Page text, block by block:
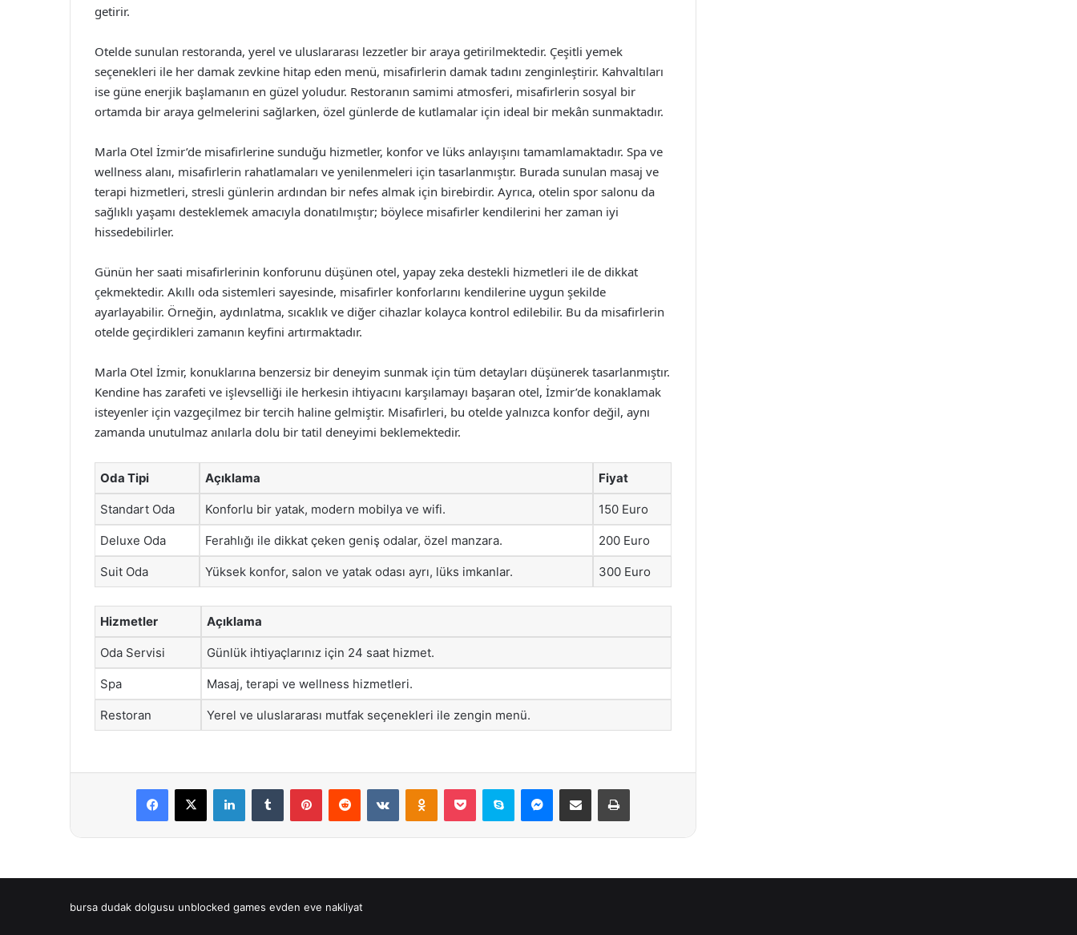
getirir.
Otelde sunulan restoranda, yerel ve uluslararası lezzetler bir araya getirilmektedir. Çeşitli yemek
seçenekleri ile her damak zevkine hitap eden menü, misafirlerin damak tadını zenginleştirir. Kahvaltıları
ise güne enerjik başlamanın en güzel yoludur. Restoranın samimi atmosferi, misafirlerin sosyal bir
ortamda bir araya gelmelerini sağlarken, özel günlerde de kutlamalar için ideal bir mekân sunmaktadır.
Marla Otel İzmir’de misafirlerine sunduğu hizmetler, konfor ve lüks anlayışını tamamlamaktadır. Spa ve
wellness alanı, misafirlerin rahatlamaları ve yenilenmeleri için tasarlanmıştır. Burada sunulan masaj ve
terapi hizmetleri, stresli günlerin ardından bir nefes almak için birebirdir. Ayrıca, otelin spor salonu da
sağlıklı yaşamı desteklemek amacıyla donatılmıştır; böylece misafirler kendilerini her zaman iyi
hissedebilirler.
Günün her saati misafirlerinin konforunu düşünen otel, yapay zeka destekli hizmetleri ile de dikkat
çekmektedir. Akıllı oda sistemleri sayesinde, misafirler konforlarını kendilerine uygun şekilde
ayarlayabilir. Örneğin, aydınlatma, sıcaklık ve diğer cihazlar kolayca kontrol edilebilir. Bu da misafirlerin
otelde geçirdikleri zamanın keyfini artırmaktadır.
Marla Otel İzmir, konuklarına benzersiz bir deneyim sunmak için tüm detayları düşünerek tasarlanmıştır.
Kendine has zarafeti ve işlevselliği ile herkesin ihtiyacını karşılamayı başaran otel, İzmir’de konaklamak
isteyenler için vazgeçilmez bir tercih haline gelmiştir. Misafirleri, bu otelde yalnızca konfor değil, aynı
zamanda unutulmaz anılarla dolu bir tatil deneyimi beklemektedir.
Oda Tipi Açıklama Fiyat
Standart Oda Konforlu bir yatak, modern mobilya ve wifi. 150 Euro
Deluxe Oda Ferahlığı ile dikkat çeken geniş odalar, özel manzara. 200 Euro
Suit Oda Yüksek konfor, salon ve yatak odası ayrı, lüks imkanlar. 300 Euro
Hizmetler Açıklama
Oda Servisi Günlük ihtiyaçlarınız için 24 saat hizmet.
Spa Masaj, terapi ve wellness hizmetleri.
Restoran Yerel ve uluslararası mutfak seçenekleri ile zengin menü.
Facebook
X LinkedInTumblr PinterestReddit VKontakteOdnoklassniki
Pocket Skype Messenger
E-Posta ile paylaş Yazdır
bursa dudak dolgusu unblocked games evden eve nakliyat